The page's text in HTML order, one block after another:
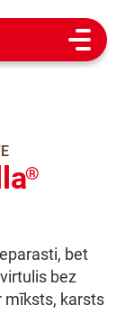
Open
®
bet
bez
mīksts, karsts